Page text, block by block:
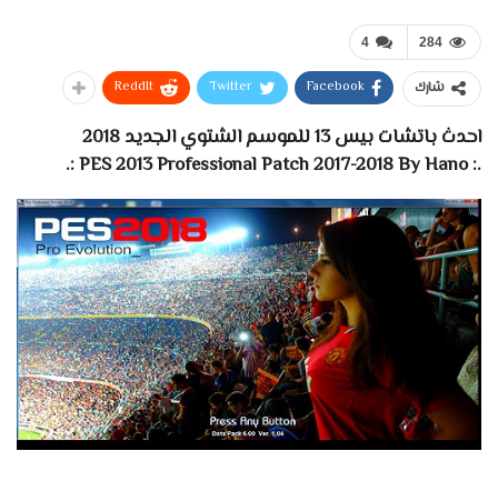
4 284
شارك Facebook
Twitter
ReddIt
احدث باتشات بيس 13 للموسم الشتوي الجديد 2018
.: PES 2013 Professional Patch 2017-2018 By Hano :.